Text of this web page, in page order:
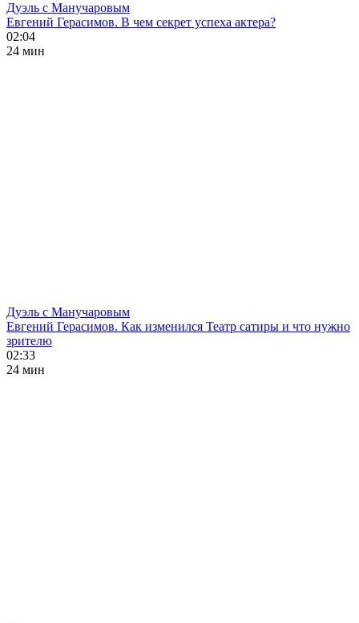
Дуэль с Манучаровым
Евгений Герасимов. В чем секрет успеха актера?
02:04
24 мин
Дуэль с Манучаровым
Евгений Герасимов. Как изменился Театр сатиры и что нужно
зрителю
02:33
24 мин